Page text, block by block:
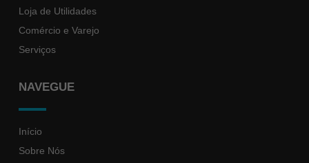
Loja de Utilidades
Comércio e Varejo
Serviços
NAVEGUE
Início
Sobre Nós